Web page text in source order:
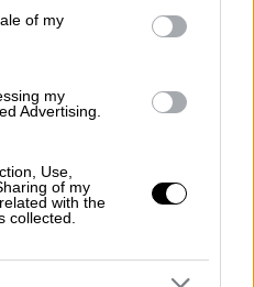
of my
my
Advertising.
Use,
of my
with the
collected.